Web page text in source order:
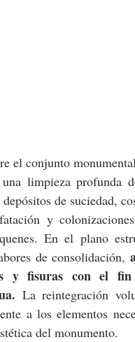
el conjunto
limpieza profunda
de suciedad,
y
En el plano
de consolidación,
y fisuras con el
La reintegración
a los elementos
del monumento.